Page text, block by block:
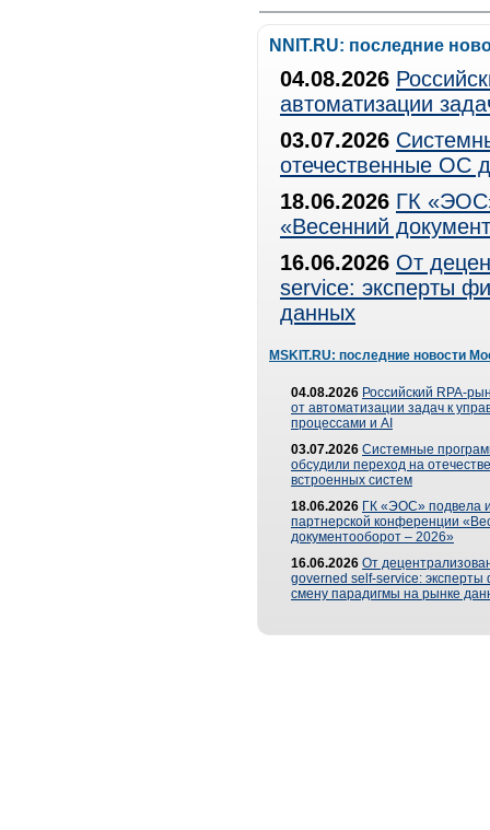
NNIT.RU: последние
04.08.2026
автоматизации
03.07.2026
отечественные ОС
18.06.2026 ГК
«Весенний
16.06.2026 От
service: эксперты
данных
MSKIT.RU: последние новости
04.08.2026 Российский RPA-
от автоматизации задач к
процессами и AI
03.07.2026 Системные
обсудили переход на
встроенных систем
18.06.2026 ГК «ЭОС» подвела
партнерской конференции
документооборот – 2026»
16.06.2026 От
governed self-service: эксперты
смену парадигмы на рынке